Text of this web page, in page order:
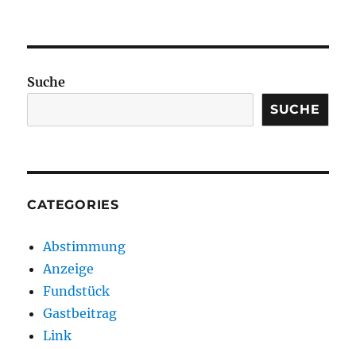
Suche
SUCHE
CATEGORIES
Abstimmung
Anzeige
Fundstück
Gastbeitrag
Link